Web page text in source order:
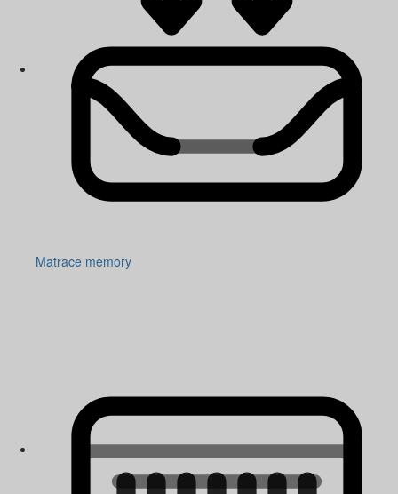
Matrace memory